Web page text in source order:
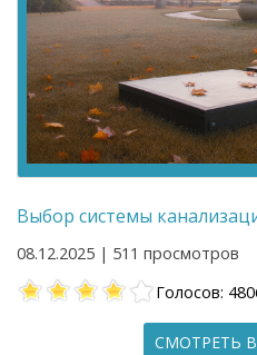
Выбор системы
08.12.2025 | 511 просмотров
Голосов:
СМОТРЕТЬ